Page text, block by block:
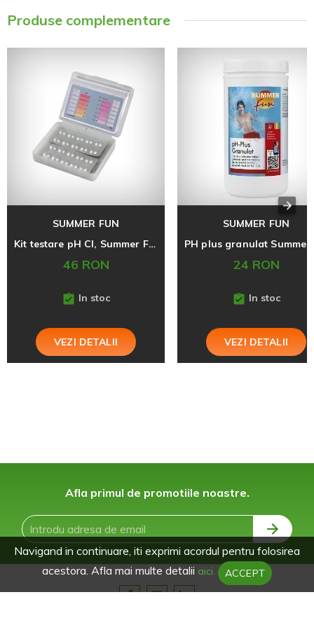
Produse complementare
SUMMER FUN
Kit testare pH Cl, Summer Fun
46 RON
In stoc
VEZI DETALII
SUMMER FUN
24 RON
In stoc
VEZI DETALII
Afla primul de promotiile noastre.
Navigand in continuare, iti exprimi acordul pentru folosirea
acestora. Afla mai multe detalii aici. ACCEPT